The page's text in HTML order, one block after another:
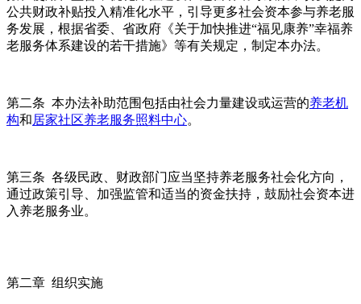
公共财政补贴投入精准化水平，引导更多社会资本参与养老服
务发展，根据省委、省政府《关于加快推进“福见康养”幸福养
老服务体系建设的若干措施》等有关规定，制定本办法。
第二条 本办法补助范围包括由社会力量建设或运营的养老机
构和居家社区养老服务照料中心。
第三条 各级民政、财政部门应当坚持养老服务社会化方向，
通过政策引导、加强监管和适当的资金扶持，鼓励社会资本进
入养老服务业。
第二章 组织实施